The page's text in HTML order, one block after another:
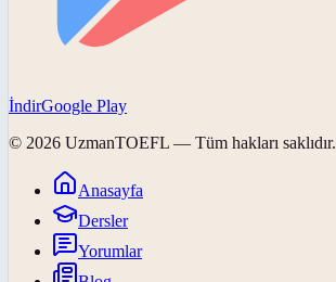
İndirGoogle Play
© 2026 UzmanTOEFL — Tüm hakları saklıdır.
Anasayfa
Dersler
Yorumlar